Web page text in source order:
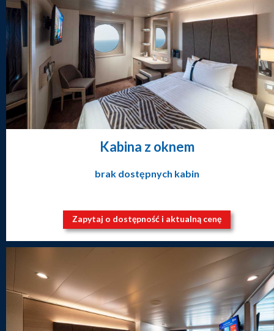
Kabina z oknem
brak dostępnych kabin
Zapytaj o dostępność i aktualną cenę